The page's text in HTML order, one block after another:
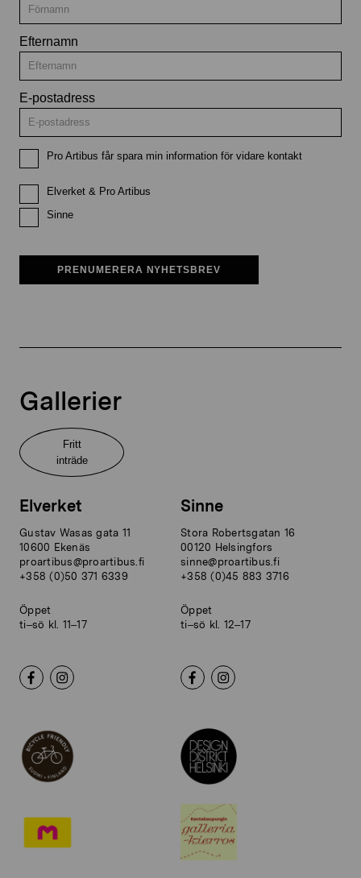
Efternamn
E-postadress
Pro Artibus får spara min information för vidare kontakt
Elverket & Pro Artibus
Sinne
PRENUMERERA NYHETSBREV
Gallerier
Fritt
inträde
Elverket
Gustav Wasas gata 11
10600 Ekenäs
proartibus@proartibus.fi
+358 (0)50 371 6339
Öppet
ti–sö kl. 11–17
Sinne
Stora Robertsgatan 16
00120 Helsingfors
sinne@proartibus.fi
+358 (0)45 883 3716
Öppet
ti–sö kl. 12–17